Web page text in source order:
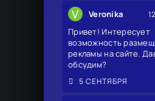
V Veronika
Привет! Интересует
возможность
рекламы на сайте.
обсудим?
5 СЕНТЯБРЯ